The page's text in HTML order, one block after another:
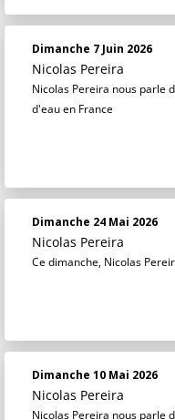
Dimanche 7 Juin 2026
Nicolas Pereira
Nicolas Pereira nous parle
d'eau en France
Dimanche 24 Mai 2026
Nicolas Pereira
Ce dimanche, Nicolas
Dimanche 10 Mai 2026
Nicolas Pereira
Nicolas Pereira nous parle